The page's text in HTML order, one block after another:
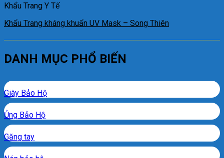
Khẩu Trang Y Tế
Khẩu Trang kháng khuẩn UV Mask – Song Thiên
DANH MỤC PHỔ BIẾN
Giày Bảo Hộ
Ủng Bảo Hộ
Găng tay